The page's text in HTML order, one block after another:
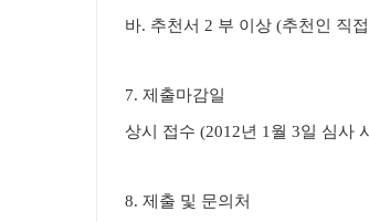
바. 추천서 2 부 이상 (추천인 직
7. 제출마감일
상시 접수 (2012년 1 월 3일 심사
8. 제출 및 문의처